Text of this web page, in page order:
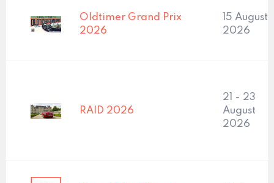
Oldtimer Grand Prix
2026
15 August,
2026
RAID 2026
21 - 23
August
2026